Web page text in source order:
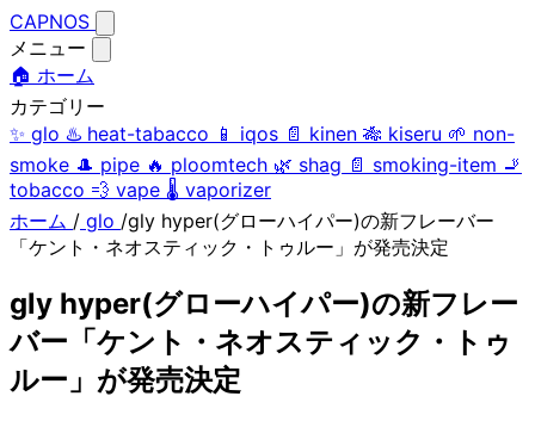
CAPNOS
メニュー
🏠 ホーム
カテゴリー
✨ glo ♨️ heat-tabacco 📱 iqos 📄 kinen 🎋 kiseru 🌱 non-
smoke 🎩 pipe 🔥 ploomtech 🌿 shag 📄 smoking-item 🚬
tobacco 💨 vape 🌡️ vaporizer
ホーム / glo /gly hyper(グローハイパー)の新フレーバー
「ケント・ネオスティック・トゥルー」が発売決定
gly hyper(グローハイパー)の新フレー
バー「ケント・ネオスティック・トゥ
ルー」が発売決定